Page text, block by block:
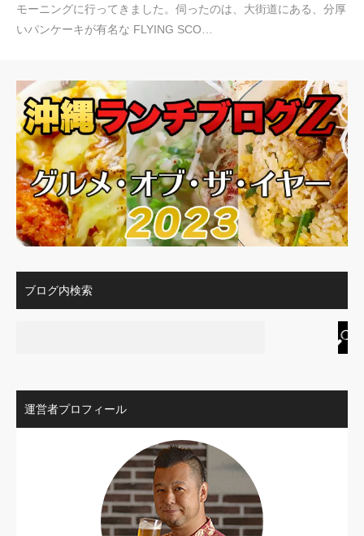
モーニングに行ってきました。伺ったのは、大街道にある、分厚
いパンケーキが有名な FLYING SCO…
ブログ内検索
運営者プロフィール